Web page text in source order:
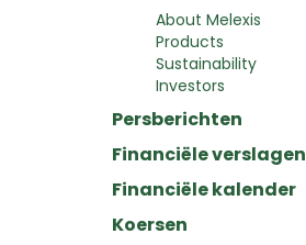
About Melexis
Products
Sustainability
Investors
Persberichten
Financiële verslagen
Financiële kalender
Koersen